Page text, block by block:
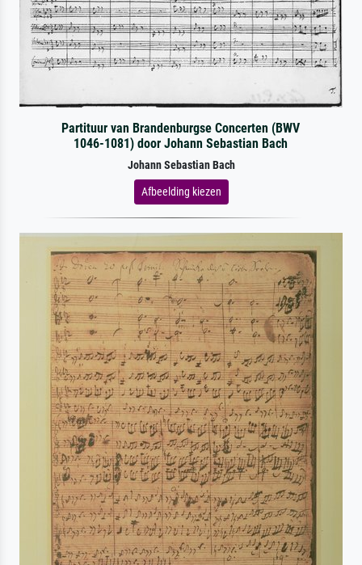
Partituur van Brandenburgse Concerten (BWV
1046-1081) door Johann Sebastian Bach
Johann Sebastian Bach
Afbeelding kiezen